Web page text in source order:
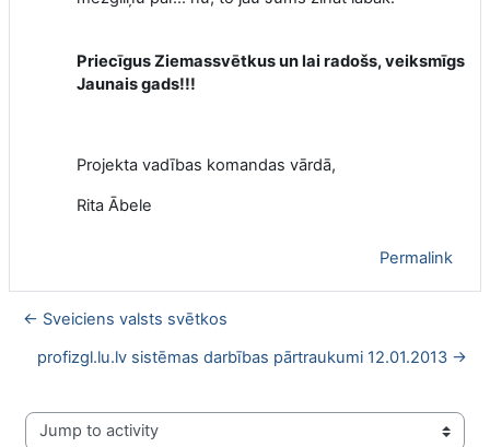
Priecīgus Ziemassvētkus un lai radošs, veiksmīgs
Jaunais gads!!!
Projekta vadības komandas vārdā,
Rita Ābele
Permalink
← Sveiciens valsts svētkos
profizgl.lu.lv sistēmas darbības pārtraukumi 12.01.2013 →
Jump to activity